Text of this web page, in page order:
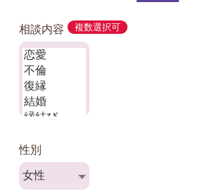
相談内容 複数選択可
性別